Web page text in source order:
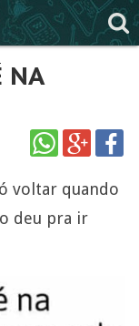
NA
voltar quando
deu pra ir